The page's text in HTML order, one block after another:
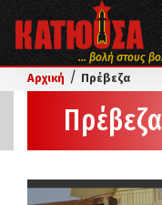
... βολή στους
Αρχική / Πρέβεζα
Πρέβεζα